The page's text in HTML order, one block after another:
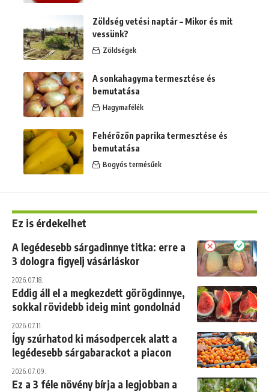
Zöldség vetési naptár – Mikor és mit
vessünk?
Zöldségek
A sonkahagyma termesztése és
bemutatása
Hagymafélék
Fehérözön paprika termesztése és
bemutatása
Bogyós termésűek
Ez is érdekelhet
A legédesebb sárgadinnye titka: erre a
3 dologra figyelj vásárláskor
2026.07.18.
Eddig áll el a megkezdett görögdinnye,
sokkal rövidebb ideig mint gondolnád
2026.07.11.
Így szúrhatod ki másodpercek alatt a
legédesebb sárgabarackot a piacon
2026.07.09.
Ez a 3 féle növény bírja a legjobban a